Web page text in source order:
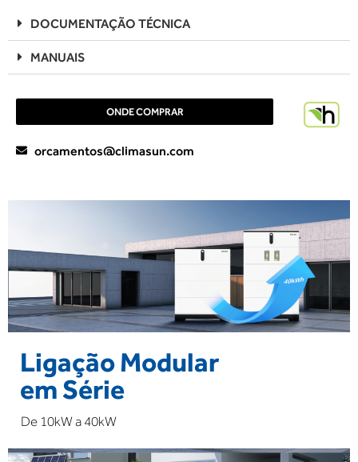
DOCUMENTAÇÃO TÉCNICA
MANUAIS
ONDE COMPRAR
orcamentos@climasun.com
Ligação Modular
em Série
De 10kW a 40kW